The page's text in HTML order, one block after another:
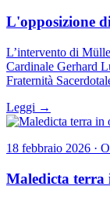
L'opposizione
L’intervento di
Cardinale Gerhard
Fraternità
Leggi →
18 febbraio 2026 ·
Maledicta terra